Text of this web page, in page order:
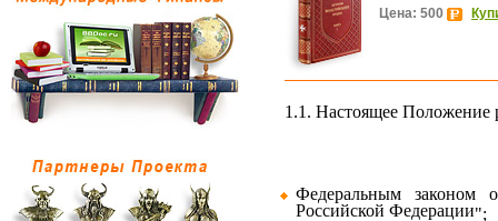
Цена: 500
1.1. Настоящее Положение
Федеральным законом
Российской Федерации";